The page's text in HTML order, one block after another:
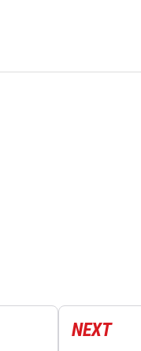
NEXT